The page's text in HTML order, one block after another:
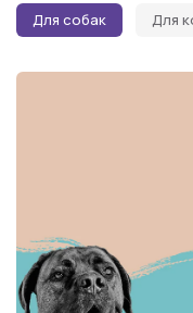
Для собак Для